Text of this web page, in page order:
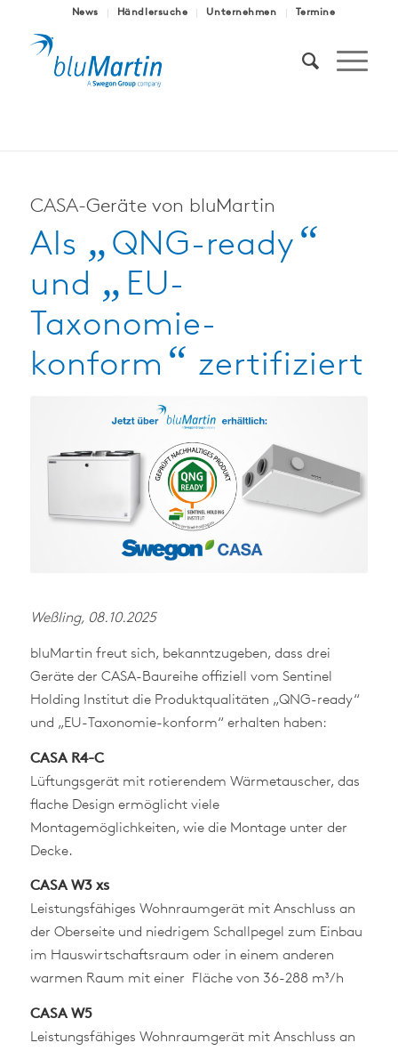
News Händlersuche Unternehmen Termine
CASA-Geräte von bluMartin
Als „ QNG-ready “
und „ EU-
Taxonomie-
konform “ zertifiziert
Weßling, 08.10.2025
bluMartin freut sich, bekanntzugeben, dass drei
Geräte der CASA-Baureihe offiziell vom Sentinel
Holding Institut die Produktqualitäten „QNG-ready“
und „EU-Taxonomie-konform“ erhalten haben:
CASA R4-C
Lüftungsgerät mit rotierendem Wärmetauscher, das
flache Design ermöglicht viele
Montagemöglichkeiten, wie die Montage unter der
Decke.
CASA W3 xs
Leistungsfähiges Wohnraumgerät mit Anschluss an
der Oberseite und niedrigem Schallpegel zum Einbau
im Hauswirtschaftsraum oder in einem anderen
warmen Raum mit einer Fläche von 36-288 m³/h
CASA W5
Leistungsfähiges Wohnraumgerät mit Anschluss an